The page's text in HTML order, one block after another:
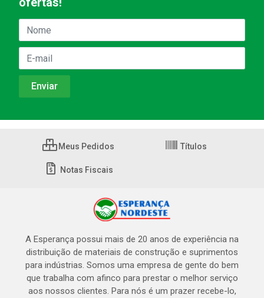
Meus Pedidos Títulos
Notas Fiscais
A Esperança possui mais de 20 anos de experiência na
distribuição de materiais de construção e suprimentos
para indústrias. Somos uma empresa de gente do bem
que trabalha com afinco para prestar o melhor serviço
aos nossos clientes. Para nós é um prazer recebe-lo,